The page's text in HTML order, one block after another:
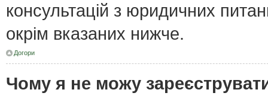
консультацій з юридичних
окрім вказаних нижче.
Догори
Чому я не можу